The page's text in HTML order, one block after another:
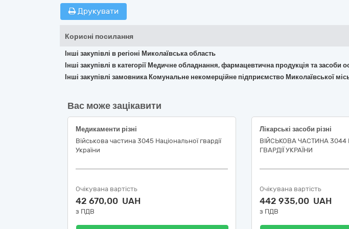
Друкувати
Корисні посилання
Інші закупівлі в регіоні Миколаївська область
Інші закупівлі в категорії Медичне обладнання, фармацевтична продукція та засоби
Інші закупівлі замовника Комунальне некомерційне підприємство Миколаївської
Вас може зацікавити
Медикаменти різні
Військова частина 3045 Національної гвардії
України
Очікувана вартість
42 670,00 UAH
з ПДВ
Лікарські засоби різні
ВІЙСЬКОВА ЧАСТИНА 3044
ГВАРДІЇ УКРАЇНИ
Очікувана вартість
442 935,00 UAH
з ПДВ